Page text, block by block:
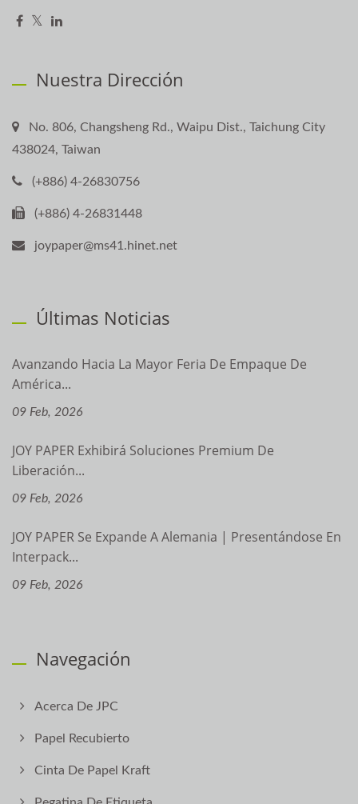
Nuestra Dirección
No. 806, Changsheng Rd., Waipu Dist., Taichung City
438024, Taiwan
(+886) 4-26830756
(+886) 4-26831448
joypaper@ms41.hinet.net
Últimas Noticias
Avanzando Hacia La Mayor Feria De Empaque De
América...
09 Feb, 2026
JOY PAPER Exhibirá Soluciones Premium De
Liberación...
09 Feb, 2026
JOY PAPER Se Expande A Alemania | Presentándose En
Interpack...
09 Feb, 2026
Navegación
Acerca De JPC
Papel Recubierto
Cinta De Papel Kraft